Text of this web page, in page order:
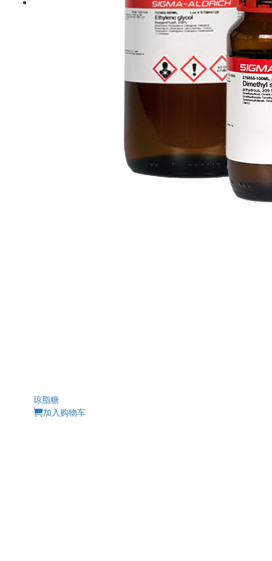
琼脂糖
加入购物车